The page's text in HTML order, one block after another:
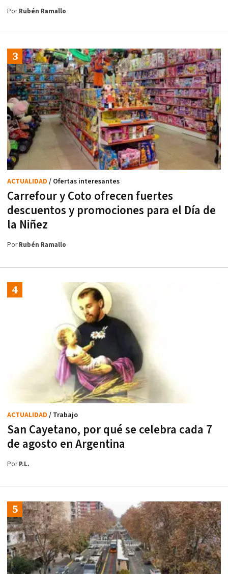
PorRubén Ramallo
Carrefour y Coto ofrecen fuertes
descuentos y promociones para el Día de
la Niñez
ACTUALIDAD / Ofertas interesantes
PorRubén Ramallo
San Cayetano, por qué se celebra cada 7
de agosto en Argentina
ACTUALIDAD / Trabajo
PorP.L.